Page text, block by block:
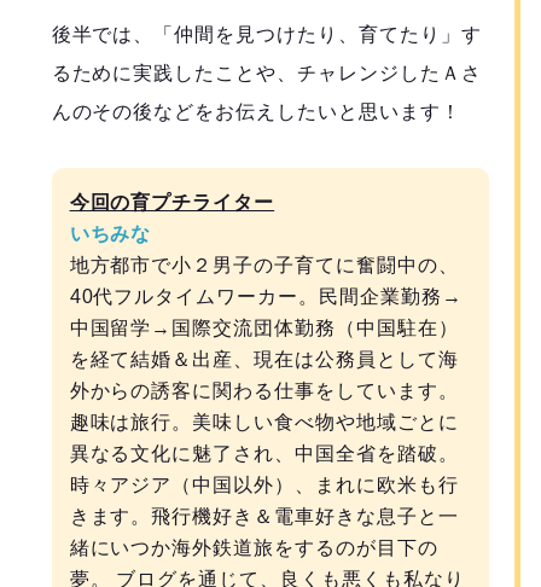
後半では、「仲間を見つけたり、育てたり」す
るために実践したことや、チャレンジしたＡさ
んのその後などをお伝えしたいと思います！
今回の育プチライター
いちみな
地方都市で小２男子の子育てに奮闘中の、
40代フルタイムワーカー。民間企業勤務→
中国留学→国際交流団体勤務（中国駐在）
を経て結婚＆出産、現在は公務員として海
外からの誘客に関わる仕事をしています。
趣味は旅行。美味しい食べ物や地域ごとに
異なる文化に魅了され、中国全省を踏破。
時々アジア（中国以外）、まれに欧米も行
きます。飛行機好き＆電車好きな息子と一
緒にいつか海外鉄道旅をするのが目下の
夢。 ブログを通じて、良くも悪くも私なり